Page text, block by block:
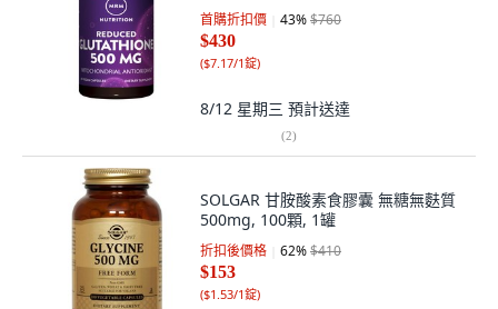
首購折扣價 43%$760
$430
($7.17/1錠)
8/12 星期三 預計送達
(2)
SOLGAR 甘胺酸素食膠囊 無糖無麩質
500mg, 100顆, 1罐
折扣後價格 62%$410
$153
($1.53/1錠)